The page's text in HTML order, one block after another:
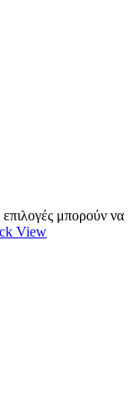
μπορούν να
View